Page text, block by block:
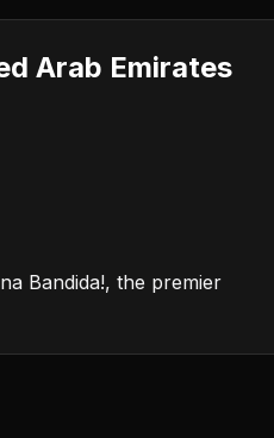
Arab Emirates
Bandida!, the premier